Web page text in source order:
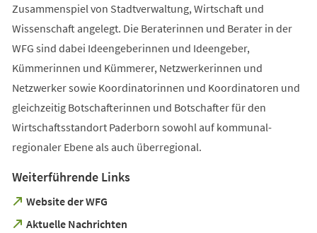
Zusammenspiel von Stadtverwaltung, Wirtschaft und
Wissenschaft angelegt. Die Beraterinnen und Berater in der
WFG sind dabei Ideengeberinnen und Ideengeber,
Kümmerinnen und Kümmerer, Netzwerkerinnen und
Netzwerker sowie Koordinatorinnen und Koordinatoren und
gleichzeitig Botschafterinnen und Botschafter für den
Wirtschaftsstandort Paderborn sowohl auf kommunal-
regionaler Ebene als auch überregional.
Weiterführende Links
Website der WFG
(Öffnet
einemAktuelle Nachrichten
(Öffnet